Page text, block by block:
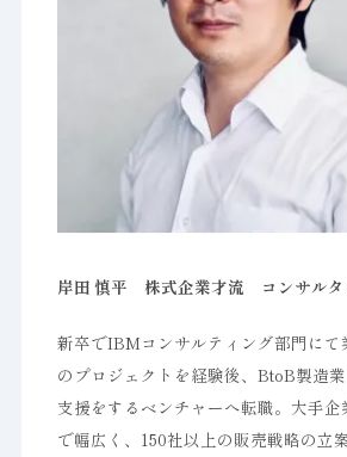
岸田 慎平 株式企業才流 コンサル
新卒でIBMコンサルティング部門に
のプロジェクトを経験後、BtoB製造
支援をするベンチャーへ転職。大手企
で幅広く、150社以上の販売戦略の立